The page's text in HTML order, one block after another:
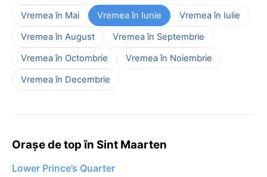
Vremea în Mai
Vremea în Iunie
Vremea în Iulie
Vremea în August
Vremea în Septembrie
Vremea în Octombrie
Vremea în Noiembrie
Vremea în Decembrie
Orașe de top în Sint Maarten
Lower Prince’s Quarter